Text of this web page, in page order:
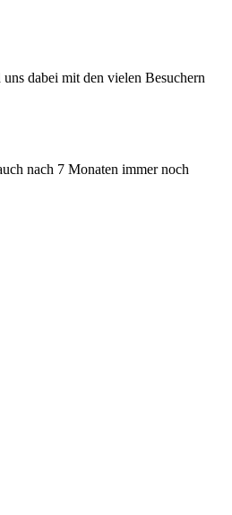
dabei mit den vielen Besuchern
nach 7 Monaten immer noch